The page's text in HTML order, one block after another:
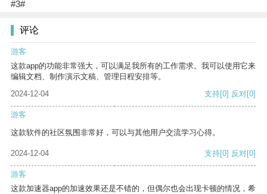
#3#
评论
游客
这款app的功能非常强大，可以满足我所有的工作需求。我可以使用它来
编辑文档、制作演示文稿、管理日程安排等。
2024-12-04
支持[0] 反对[0]
游客
这款软件的社区氛围非常好，可以与其他用户交流学习心得。
2024-12-04 支持[0] 反对[0]
游客
这款加速器app的加速效果还是不错的，但偶尔也会出现卡顿的情况，希